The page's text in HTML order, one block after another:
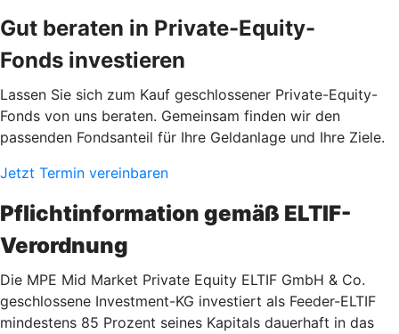
Gut beraten in Private-Equity-
Fonds investieren
Lassen Sie sich zum Kauf geschlossener Private-Equity-
Fonds von uns beraten. Gemeinsam finden wir den
passenden Fondsanteil für Ihre Geldanlage und Ihre Ziele.
Jetzt Termin vereinbaren
Pflichtinformation gemäß ELTIF-
Verordnung
Die MPE Mid Market Private Equity ELTIF GmbH & Co.
geschlossene Investment-KG investiert als Feeder-ELTIF
mindestens 85 Prozent seines Kapitals dauerhaft in das